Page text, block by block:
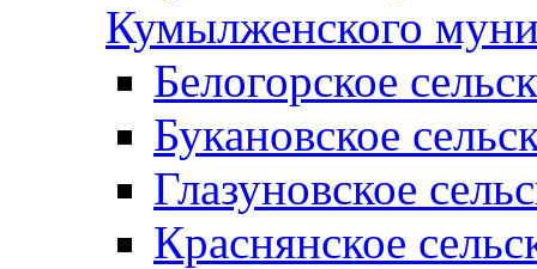
Кумылженского
Белогорское
Букановское
Глазуновское
Краснянское